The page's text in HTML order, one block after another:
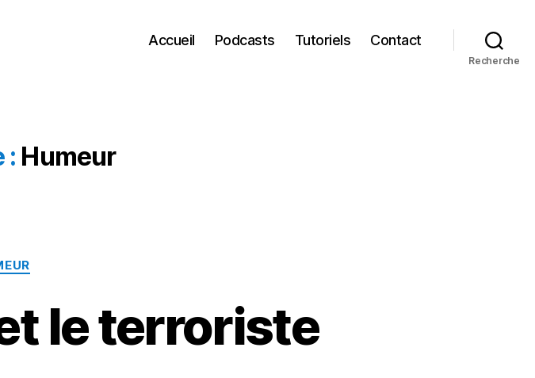
Accueil Podcasts Tutoriels Contact
Recherche
: Humeur
Catégories
le terroriste